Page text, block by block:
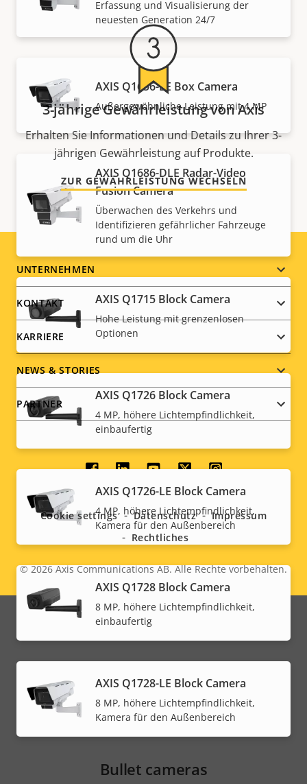
Erfassung und Visualisierung der
neuesten Generation 24/7
AXIS Q1656-LE Box Camera
Außergewöhnliche Leistung mit 4 MP
AXIS Q1686-DLE Radar-Video
Fusion Camera
Überwachen des Verkehrs und
Identifizieren gefährlicher Fahrzeuge
rund um die Uhr
AXIS Q1715 Block Camera
Hohe Leistung mit grenzenlosen
Optionen
AXIS Q1726 Block Camera
4 MP, höhere Lichtempfindlichkeit,
einbaufertig
AXIS Q1726-LE Block Camera
4 MP, höhere Lichtempfindlichkeit,
Kamera für den Außenbereich
AXIS Q1728 Block Camera
8 MP, höhere Lichtempfindlichkeit,
einbaufertig
AXIS Q1728-LE Block Camera
8 MP, höhere Lichtempfindlichkeit,
Kamera für den Außenbereich
Bullet cameras
3-jährige Gewährleistung von Axis
Erhalten Sie Informationen und Details zu Ihrer 3-
jährigen Gewährleistung auf Produkte.
ZUR GEWÄHRLEISTUNG WECHSELN
Footer
menu
UNTERNEHMEN
KONTAKT
KARRIERE
NEWS & STORIES
PARTNER
menu
Legal
menu
© 2026Axis Communications AB. Alle Rechte vorbehalten.
Cookie settings Datenschutz
Impressum
Rechtliches